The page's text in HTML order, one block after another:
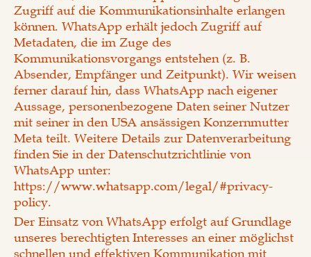
Zugriff auf die Kommunikationsinhalte erlangen
können. WhatsApp erhält jedoch Zugriff auf
Metadaten, die im Zuge des
Kommunikationsvorgangs entstehen (z. B.
Absender, Empfänger und Zeitpunkt). Wir weisen
ferner darauf hin, dass WhatsApp nach eigener
Aussage, personenbezogene Daten seiner Nutzer
mit seiner in den USA ansässigen Konzernmutter
Meta teilt. Weitere Details zur Datenverarbeitung
finden Sie in der Datenschutzrichtlinie von
WhatsApp unter:
https://www.whatsapp.com/legal/#privacy-
policy.
Der Einsatz von WhatsApp erfolgt auf Grundlage
unseres berechtigten Interesses an einer möglichst
schnellen und effektiven Kommunikation mit